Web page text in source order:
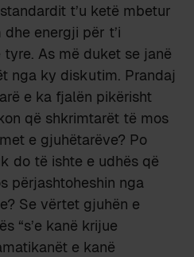
t’u ketë mbetur
energji për t’i
As më duket se janë
nga ky diskutim. Prandaj
e ka fjalën pikërisht
që shkrimtarët të mos
e gjuhëtarëve? Po
do të ishte e udhës që
përjashtoheshin nga
Se vërtet gjuhën e
“s’e kanë krijue
e kanë